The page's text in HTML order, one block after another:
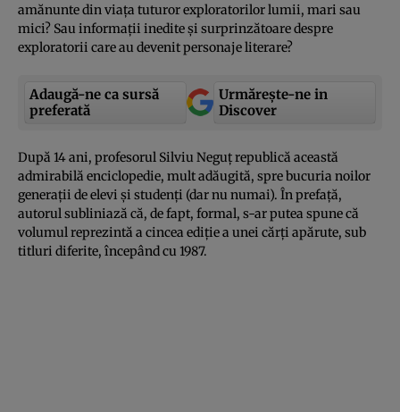
amănunte din viaţa tuturor exploratorilor lumii, mari sau
mici? Sau informaţii inedite şi surprinzătoare despre
exploratorii care au devenit personaje literare?
Adaugă-ne ca sursă
preferată
Urmărește-ne in
Discover
După 14 ani, profesorul Silviu Neguţ republică această
admirabilă enciclopedie, mult adăugită, spre bucuria noilor
generaţii de elevi şi studenţi (dar nu numai). În prefaţă,
autorul subliniază că, de fapt, formal, s-ar putea spune că
volumul reprezintă a cincea ediţie a unei cărţi apărute, sub
titluri diferite, începând cu 1987.